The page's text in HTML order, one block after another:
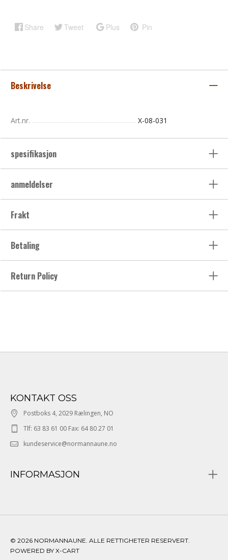
Share Tweet Plus Pin
Beskrivelse
Art.nr. X-08-031
spesifikasjon
anmeldelser
Frakt
Betaling
Return Policy
KONTAKT OSS
Postboks 4, 2029 Rælingen, NO
Tlf: 63 83 61 00 Fax: 64 80 27 01
kundeservice@normannaune.no
INFORMASJON
© 2026 NORMANNAUNE. ALLE RETTIGHETER RESERVERT.
POWERED BY X-CART